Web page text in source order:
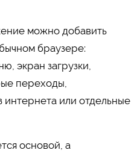
можно добавить
браузере:
экран загрузки,
переходы,
или отдельные
основой, а